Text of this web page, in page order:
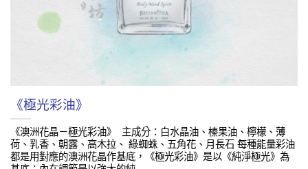
《極光彩油》
《澳洲花晶－極光彩油》 主成分：白水晶油、榛果油、檸檬、薄
荷、乳香、朝露、高木拉、 綠蜘蛛、五角花、月長石 每種能量彩油
都是用對應的澳洲花晶作基底，《極光彩油》是以《純淨極光》為